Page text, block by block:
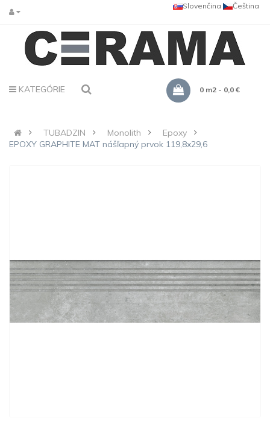
Čeština
Slovenčina
KATEGÓRIE 0 m2 - 0,0 €
TUBADZIN Monolith
Epoxy
EPOXY GRAPHITE MAT nášľapný prvok 119,8x29,6